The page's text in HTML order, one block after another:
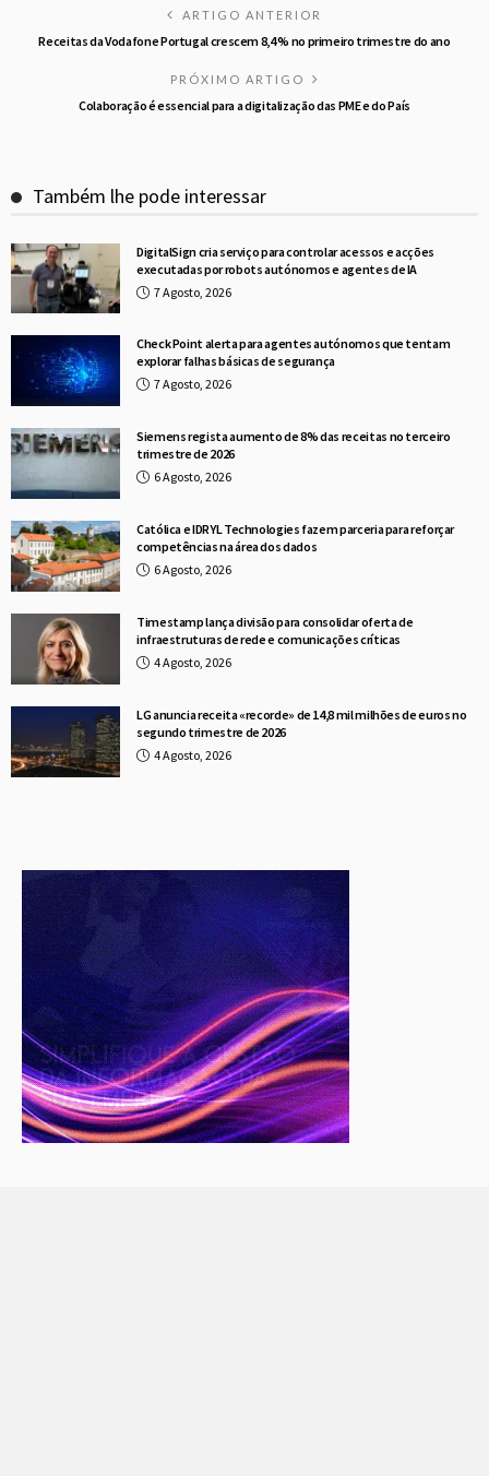
ARTIGO ANTERIOR
Receitas da Vodafone Portugal crescem 8,4 % no primeiro trimestre do ano
PRÓXIMO ARTIGO
Colaboração é essencial para a digitalização das PME e do País
Também lhe pode interessar
DigitalSign cria serviço para controlar acessos e acções
executadas por robots autónomos e agentes de IA
7 Agosto, 2026
Check Point alerta para agentes autónomos que tentam
explorar falhas básicas de segurança
7 Agosto, 2026
Siemens regista aumento de 8% das receitas no terceiro
trimestre de 2026
6 Agosto, 2026
Católica e IDRYL Technologies fazem parceria para reforçar
competências na área dos dados
6 Agosto, 2026
Timestamp lança divisão para consolidar oferta de
infraestruturas de rede e comunicações críticas
4 Agosto, 2026
LG anuncia receita «recorde» de 14,8 mil milhões de euros no
segundo trimestre de 2026
4 Agosto, 2026